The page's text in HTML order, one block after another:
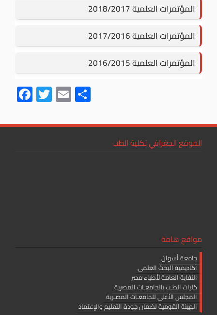
المؤتمرات العلمية 2018/2017
المؤتمرات العلمية 2017/2016
المؤتمرات العلمية 2016/2015
F
ac
e
o
T
wi
tt
E
m
ailar
الموقع الجغرافي لكلية الطب
مواقع هامة
جامعة أسوان
أكاديمية البحث العلمى
النقابة العامة لأطباء مصر
كليات الطـب بالجامعـات المصرية
المجلس الأعلى للجامعـات المصـرية
الهيئة القومية لضمان جودة التعليم والإعتماد